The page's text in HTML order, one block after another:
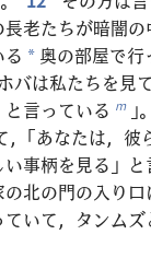
老たちが暗闇
* 奥の部屋で
バは私たちを見
言っている m 」。
「あなたは，彼
事柄を見る」と
北の門の入り
いて，タンム